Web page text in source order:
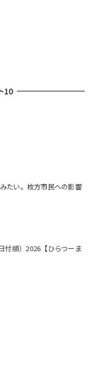
10
たい。枚方市民への影響
付順）2026【ひらつーま